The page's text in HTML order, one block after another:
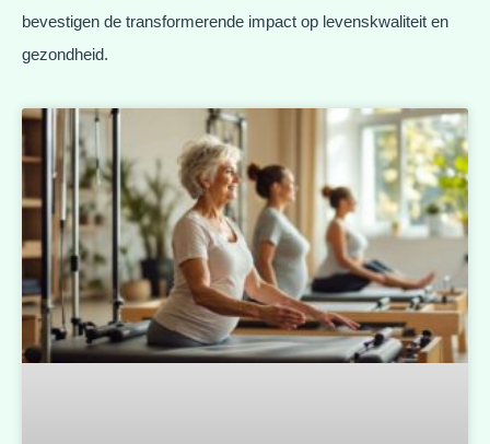
bevestigen de transformerende impact op levenskwaliteit en
gezondheid.